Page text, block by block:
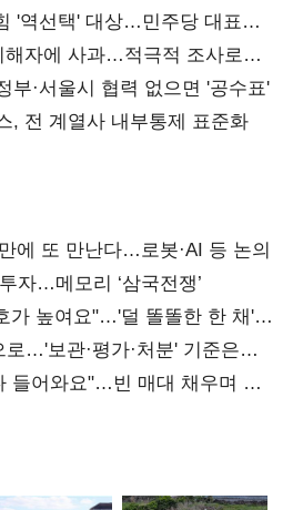
'역선택' 대상…민주당 대표로
해자에 사과…적극적 조사로
·서울시 협력 없으면 '공수표'
, 전 계열사 내부통제 표준화
에 또 만난다…로봇·AI 등 논의
자…메모리 ‘삼국전쟁’
가 높여요"…'덜 똘똘한 한 채'
…'보관·평가·처분' 기준은
들어와요"…빈 매대 채우며 문